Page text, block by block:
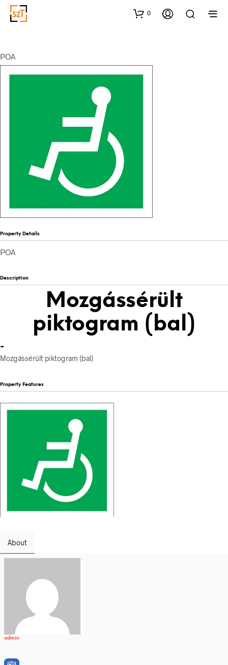
0
POA
Property Details
POA
Description
Mozgássérült
piktogram (bal)
-
Mozgássérült piktogram (bal)
Property Features
About
admin